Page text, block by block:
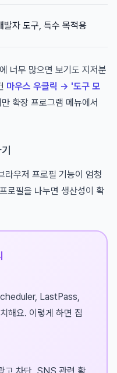
발자 도구, 특수 목적용
너무 많으면 보기도 지저분
마우스 우클릭 → '도구 모
확장 프로그램 메뉴에서
우저 프로필 기능이 엄청
로필을 나누면 생산성이 확
LastPass,
해요. 이렇게 하면 집